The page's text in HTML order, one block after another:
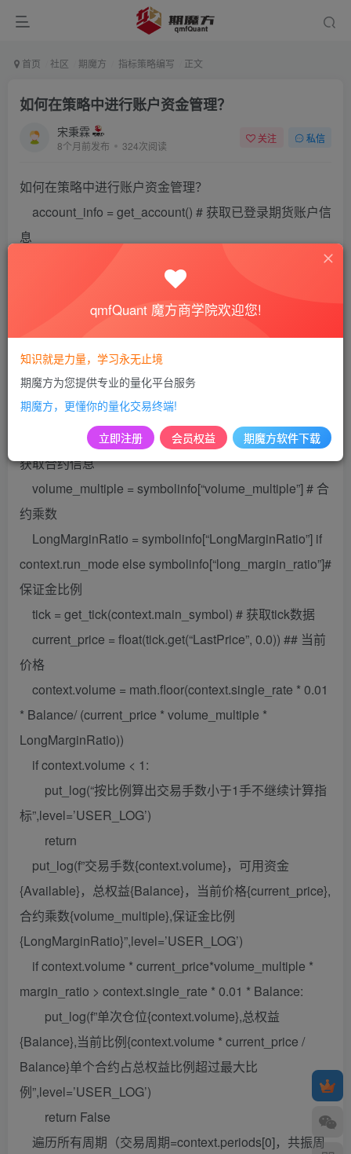
首页 社区 期魔方 指标策略编写 正文
如何在策略中进行账户资金管理？
宋秉霖
8个月前发布 324次阅读
关注 私信
如何在策略中进行账户资金管理？
account_info = get_account() # 获取已登录期货账户信
息
Balance = account_info[“Balance”] # 总权益
if Available / Balance < 1 – context.market_value_rate
* 0.01 :
put_log(f”可用资金{Available}，总权益{Balance},市
值权益占总仓位比例超过最大比例”,level=’USER_LOG’)
return False
symbolinfo = get_symbolinfo(context.main_symbol) #
获取合约信息
volume_multiple = symbolinfo[“volume_multiple”] # 合
约乘数
LongMarginRatio = symbolinfo[“LongMarginRatio”] if
context.run_mode else symbolinfo[“long_margin_ratio”]#
保证金比例
tick = get_tick(context.main_symbol) # 获取tick数据
current_price = float(tick.get(“LastPrice”, 0.0)) ## 当前
价格
context.volume = math.floor(context.single_rate * 0.01
* Balance/ (current_price * volume_multiple *
LongMarginRatio))
if context.volume < 1:
put_log(“按比例算出交易手数小于1手不继续计算指
标”,level=’USER_LOG’)
return
put_log(f”交易手数{context.volume}，可用资金
{Available}，总权益{Balance}，当前价格{current_price},
合约乘数{volume_multiple},保证金比例
{LongMarginRatio}”,level=’USER_LOG’)
if context.volume * current_price*volume_multiple *
margin_ratio > context.single_rate * 0.01 * Balance:
put_log(f”单次仓位{context.volume},总权益
{Balance},当前比例{context.volume * current_price /
Balance}单个合约占总权益比例超过最大比
例”,level=’USER_LOG’)
return False
遍历所有周期（交易周期=context.periods[0]，共振周
qmfQuant 魔方商学院欢迎您!
知识就是力量，学习永无止境
期魔方为您提供专业的量化平台服务
期魔方，更懂你的量化交易终端!
立即注册 会员权益 期魔方软件下载